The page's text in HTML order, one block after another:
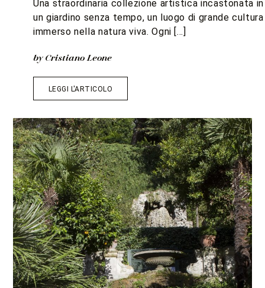
Una straordinaria collezione artistica incastonata in
un giardino senza tempo, un luogo di grande cultura
immerso nella natura viva. Ogni […]
by Cristiano Leone
LEGGI L'ARTICOLO